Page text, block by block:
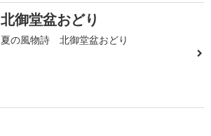
北御堂盆おどり
夏の風物詩 北御堂盆おどり